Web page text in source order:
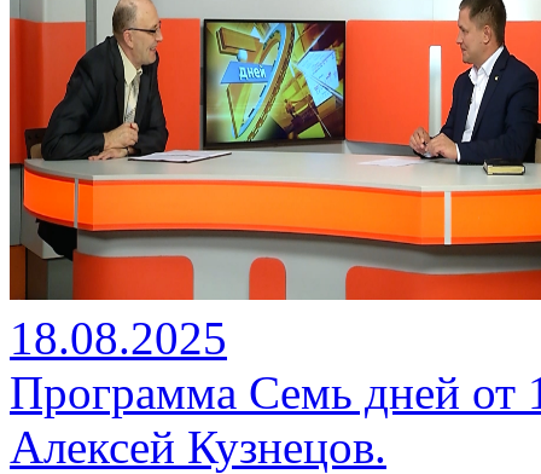
18.08.2025
Программа Семь дней от
Алексей Кузнецов.